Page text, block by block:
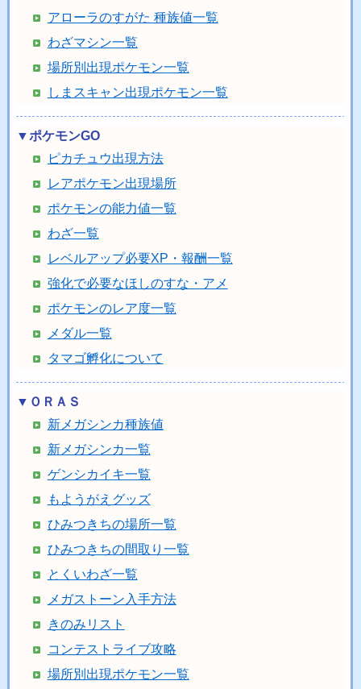
アローラのすがた 種族値一覧
わざマシン一覧
場所別出現ポケモン一覧
しまスキャン出現ポケモン一覧
▼ポケモンGO
ピカチュウ出現方法
レアポケモン出現場所
ポケモンの能力値一覧
わざ一覧
レベルアップ必要XP・報酬一覧
強化で必要なほしのすな・アメ
ポケモンのレア度一覧
メダル一覧
タマゴ孵化について
▼ＯＲＡＳ
新メガシンカ種族値
新メガシンカ一覧
ゲンシカイキ一覧
もようがえグッズ
ひみつきちの場所一覧
ひみつきちの間取り一覧
とくいわざ一覧
メガストーン入手方法
きのみリスト
コンテストライブ攻略
場所別出現ポケモン一覧